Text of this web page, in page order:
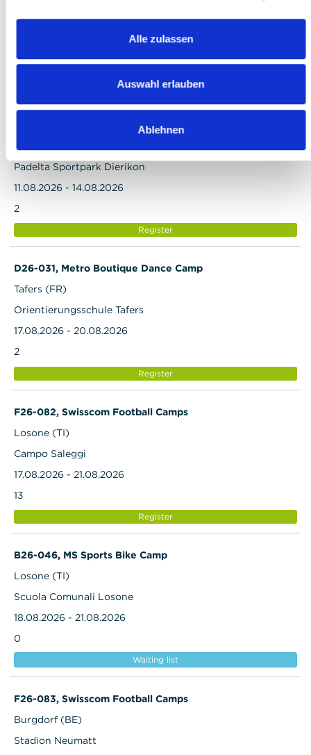
Alle zulassen
Auswahl erlauben
Ablehnen
MDS - Mavement Dance School Association
0
Waiting list
T26-029, Rotel Racket Camp
Padelta Sportpark Dierikon
11.08.2026 - 14.08.2026
2
Register
D26-031, Metro Boutique Dance Camp
Tafers (FR)
Orientierungsschule Tafers
17.08.2026 - 20.08.2026
2
Register
F26-082, Swisscom Football Camps
Losone (TI)
Campo Saleggi
17.08.2026 - 21.08.2026
13
Register
B26-046, MS Sports Bike Camp
Losone (TI)
Scuola Comunali Losone
18.08.2026 - 21.08.2026
0
Waiting list
F26-083, Swisscom Football Camps
Burgdorf (BE)
Stadion Neumatt